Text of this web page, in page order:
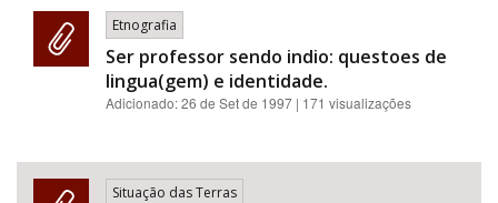
Etnografia
Ser professor sendo indio: questoes de
lingua(gem) e identidade.
Adicionado:26 de Set de 1997 | 171 visualizações
Situação das Terras